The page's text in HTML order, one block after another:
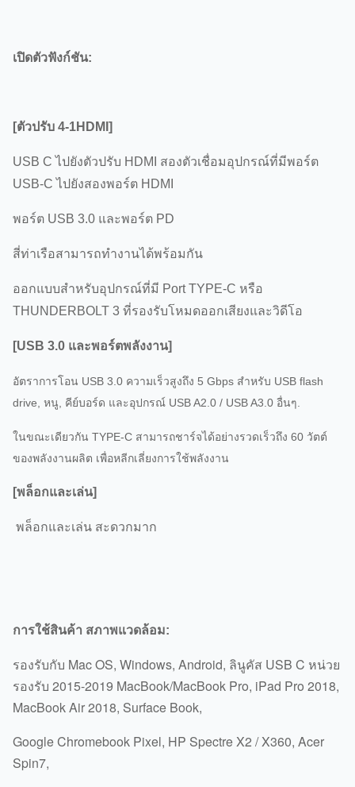
เปิดตัวฟังก์ชัน:
[ตัวปรับ 4-1HDMI]
USB C ไปยังตัวปรับ HDMI สองตัวเชื่อมอุปกรณ์ที่มีพอร์ต
USB-C ไปยังสองพอร์ต HDMI
พอร์ต USB 3.0 และพอร์ต PD
สี่ท่าเรือสามารถทํางานได้พร้อมกัน
ออกแบบสําหรับอุปกรณ์ที่มี Port TYPE-C หรือ
THUNDERBOLT 3 ที่รองรับโหมดออกเสียงและวิดีโอ
[USB 3.0 และพอร์ตพลังงาน]
อัตราการโอน USB 3.0 ความเร็วสูงถึง 5 Gbps สําหรับ USB flash
drive, หนู, คีย์บอร์ด และอุปกรณ์ USB A2.0 / USB A3.0 อื่นๆ.
ในขณะเดียวกัน TYPE-C สามารถชาร์จได้อย่างรวดเร็วถึง 60 วัตต์
ของพลังงานผลิต เพื่อหลีกเลี่ยงการใช้พลังงาน
[พล็อกและเล่น]
พล็อกและเล่น สะดวกมาก
การใช้สินค้า สภาพแวดล้อม:
รองรับกับ Mac OS, Windows, Android, ลินูคัส USB C หน่วย
รองรับ 2015-2019 MacBook/MacBook Pro, iPad Pro 2018,
MacBook Air 2018, Surface Book,
Google Chromebook Pixel, HP Spectre X2 / X360, Acer
Spin7,